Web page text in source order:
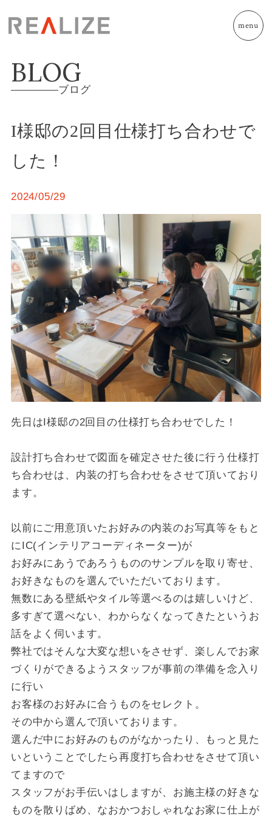
menu
BLOG
ブログ
I様邸の2回目仕様打ち合わせで
した！
2024/05/29
先日はI様邸の2回目の仕様打ち合わせでした！
設計打ち合わせで図面を確定させた後に行う仕様打
ち合わせは、内装の打ち合わせをさせて頂いており
ます。
以前にご用意頂いたお好みの内装のお写真等をもと
にIC(インテリアコーディネーター)が
お好みにあうであろうもののサンプルを取り寄せ、
お好きなものを選んでいただいております。
無数にある壁紙やタイル等選べるのは嬉しいけど、
多すぎて選べない、わからなくなってきたというお
話をよく伺います。
弊社ではそんな大変な想いをさせず、楽しんでお家
づくりができるようスタッフが事前の準備を念入り
に行い
お客様のお好みに合うものをセレクト。
その中から選んで頂いております。
選んだ中にお好みのものがなかったり、もっと見た
いということでしたら再度打ち合わせをさせて頂い
てますので
スタッフがお手伝いはしますが、お施主様の好きな
ものを散りばめ、なおかつおしゃれなお家に仕上が